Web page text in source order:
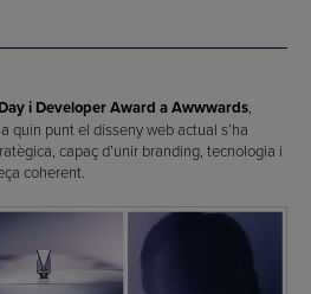
i Developer Award a Awwwards,
quin punt el disseny web actual s’ha
capaç d’unir branding, tecnologia i
coherent.